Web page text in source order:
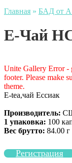
Главная » БАД от А
Е-Чай
Unite Gallery Error -
footer. Please make
theme.
E-tea,чай Ессиак
Производитель:
1 упаковка: 100
Вес брутто: 84.00 г
Регистрация